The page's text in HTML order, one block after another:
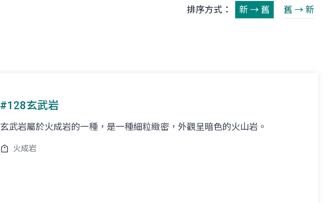
排序方式： 新 → 舊 舊 → 新
#128玄武岩
玄武岩屬於火成岩的一種，是一種細粒緻密，外觀呈暗色的火山岩。
火成岩